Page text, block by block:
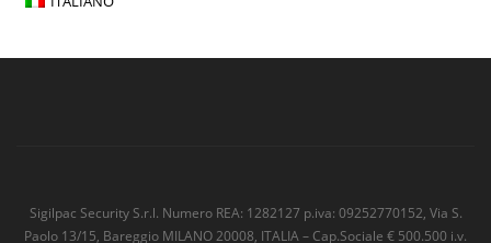
Sigilpac Security S.r.l. Numero REA: 1282127 p.iva: 09252770152, Via S.
Paolo 13/15, Bareggio MILANO 20008, ITALIA – Cap.Sociale € 500.500 i.v.